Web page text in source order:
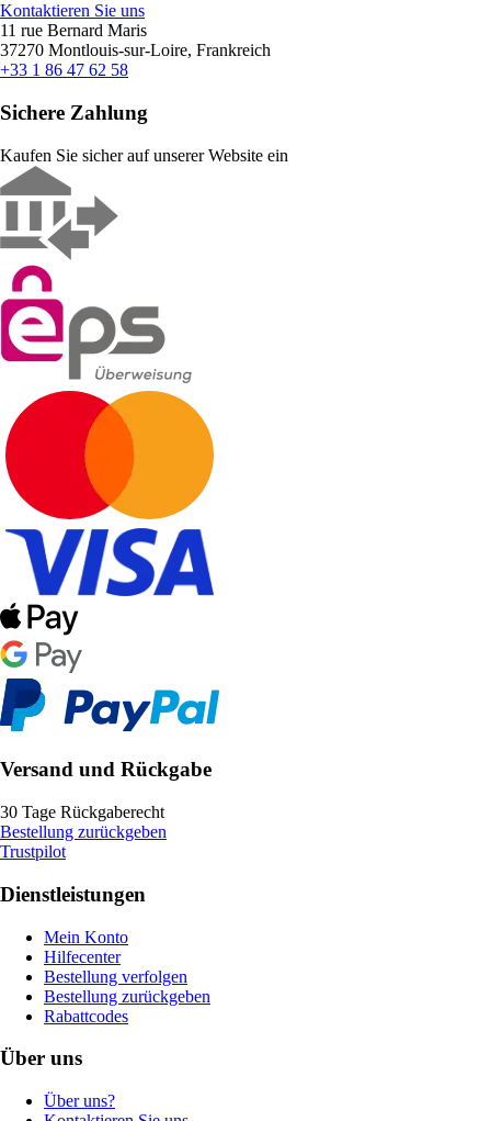
Kontaktieren Sie uns
11 rue Bernard Maris
37270 Montlouis-sur-Loire, Frankreich
+33 1 86 47 62 58
Sichere Zahlung
Kaufen Sie sicher auf unserer Website ein
Versand und Rückgabe
30 Tage Rückgaberecht
Bestellung zurückgeben
Trustpilot
Dienstleistungen
Mein Konto
Hilfecenter
Bestellung verfolgen
Bestellung zurückgeben
Rabattcodes
Über uns
Über uns?